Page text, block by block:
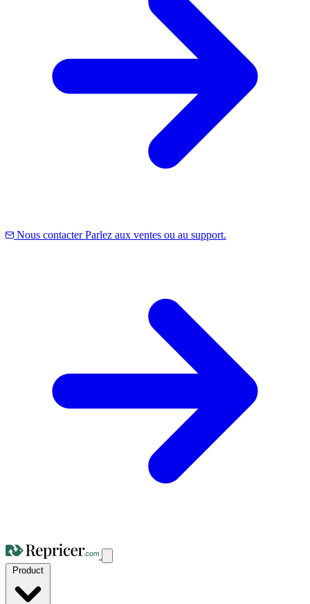
Nous contacter Parlez aux ventes ou au support.